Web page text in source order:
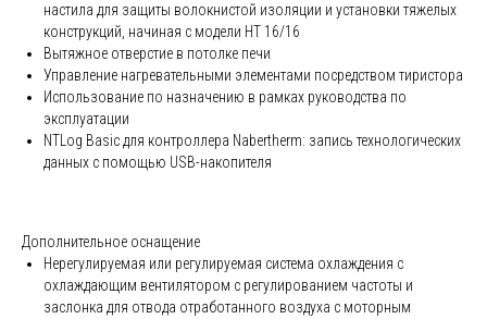
настила для защиты волокнистой изоляции и установки тяжелых
конструкций, начиная с модели HT 16/16
Вытяжное отверстие в потолке печи
Управление нагревательными элементами посредством тиристора
Использование по назначению в рамках руководства по
эксплуатации
NTLog Basic для контроллера Nabertherm: запись технологических
данных с помощью USB-накопителя
Дополнительное оснащение
Нерегулируемая или регулируемая система охлаждения с
охлаждающим вентилятором с регулированием частоты и
заслонка для отвода отработанного воздуха с моторным